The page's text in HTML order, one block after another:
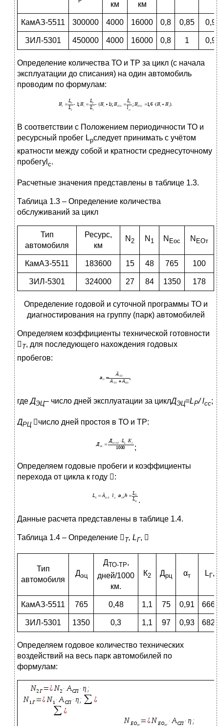
км
км
КамАЗ-5511 300000 4000 16000 0,8 0,85 0,9
ЗИЛ-5301 450000 4000 16000 0,8 1 0,9
Определение количества ТО и ТР за цикл (с начала
эксплуатации до списания) на один автомобиль
проводим по формулам:
В соответствии с Положением периодичности ТО и
ресурсный пробег Lрследует принимать с учётом
кратности между собой и кратности среднесуточному
пробегуl с.
Расчетные значения представлены в таблице 1.3.
Таблица 1.3 – Определение количества
обслуживаний за цикл
Тип
автомобиля
Ресурс,
км
N 2 N 1 N Еос N ЕОт
КамАЗ-5511 183600 15 48 765 100
ЗИЛ-5301 324000 27 84 1350 178
Определение годовой и суточной программы ТО и
диагностирования на группу (парк) автомобилей
Определяем коэффициенты технической готовности
 Т, для последующего нахождения годовых
пробегов:
гдеДЭЦ– число дней эксплуатации за циклДЭЦ=LР/ lcc;
ДРЦ число дней простоя в ТО и ТР:
;
Определяем годовые пробеги и коэффициенты
перехода от цикла к году :
.
Данные расчета представлены в таблице 1.4.
Таблица 1.4 – Определение  Т, LГ, 
Тип
автомобиля
Дэц
ДТО-ТР,
дней/1000
км.
К2 Дрц αт L Г,
КамАЗ-5511 765 0,48 1,1 75 0,91
ЗИЛ-5301 1350 0,3 1,1 97 0,93
Определяем годовое количество технических
воздействий на весь парк автомобилей по
формулам: